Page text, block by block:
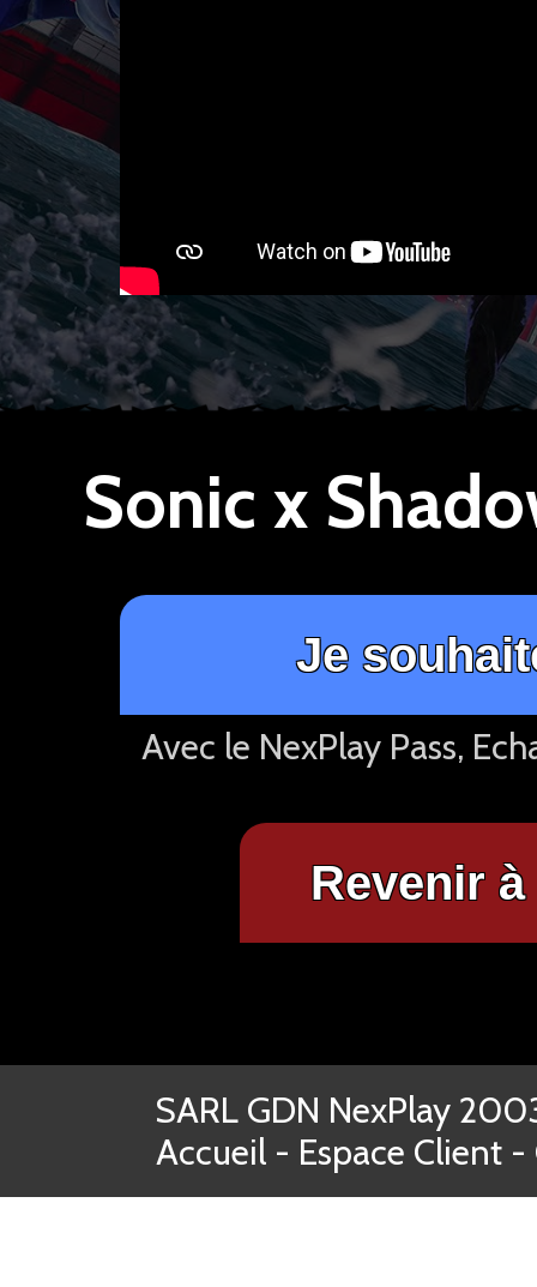
Sonic x
Je
Avec le NexPlay Pass,
Revenir
SARL GDN NexPlay
Accueil - Espace Client -